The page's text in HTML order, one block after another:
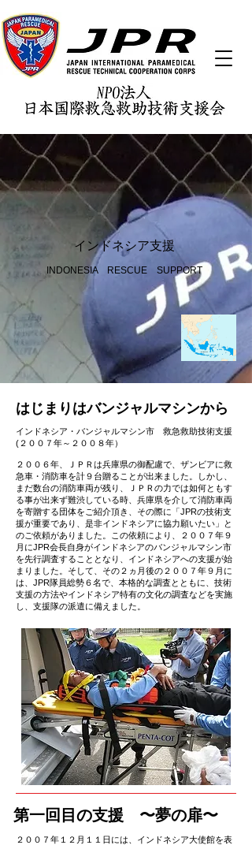
​インドネシア支援
​INDONESIA RESCUE SUPPORT
​はじまりはバンジャルマシンから
インドネシア・バンジャルマシン市 救急救助技術支援
(２００７年～２００８年）
２００６年、ＪＰＲは兵庫県の御配慮で、ザンビアに救
急車・消防車を計９台贈ることが出来ました。しかし、
まだ数台の消防車両が残り、ＪＰＲの力では如何ともす
る事が出来ず難渋している時、兵庫県を介して消防車両
を寄贈する団体をご紹介頂き、その際に「JPRの技術支
援が重要であり、是非インドネシアに協力願いたい」と
のご依頼がありました。この依頼により、２００７年９
月にJPR会長自身がインドネシアのバンジャルマシン市
を先行調査することとなり、インドネシアへの支援が始
まりました。そして、その２ヵ月後の２００７年９月に
は、JPR隊員総勢６名で、本格的な調査とともに、技術
支援の方法やインドネシア特有の文化の調査などを実施
し、支援隊の派遣に備えました。
​第一回目の支援 〜夢の扉〜
２００７年１２月１１日には、インドネシア大使館を表